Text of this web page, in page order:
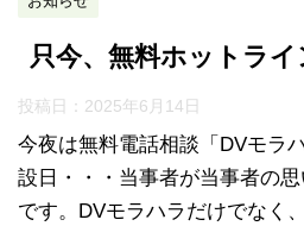
只今、無料ホットライ
投稿日： 2025年6月14日
今夜は無料電話相談「DVモラ
設日・・・当事者が当事者の
です。DVモラハラだけでなく